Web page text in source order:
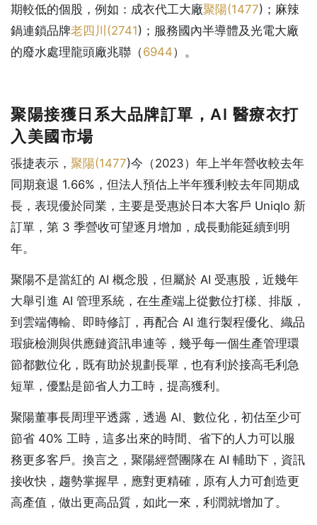
期較低的個股，例如：成衣代工大廠聚陽(1477)；麻辣
鍋連鎖品牌老四川(2741)；服務國內半導體及光電大廠
的廢水處理龍頭廠兆聯（6944）。
聚陽接獲日系大品牌訂單，AI 醫療衣打
入美國市場
張捷表示， 聚陽(1477)今（2023）年上半年營收較去年
同期衰退 1.66%，但法人預估上半年獲利較去年同期成
長，表現優於同業，主要是受惠於日本大客戶 Uniqlo 新
訂單，第 3 季營收可望逐月增加，成長動能延續到明
年。
聚陽不是當紅的 AI 概念股，但屬於 AI 受惠股，近幾年
大舉引進 AI 管理系統，在生產端上從數位打樣、排版，
到雲端傳輸、即時修訂，再配合 AI 進行製程優化、織品
瑕疵檢測與供應鏈資訊串連等，幾乎每一個生產管理環
節都數位化，既有助於規劃長單，也有利於接高毛利急
短單，優點是節省人力工時，提高獲利。
聚陽董事長周理平透露，透過 AI、數位化，初估至少可
節省 40% 工時，這多出來的時間、省下的人力可以服
務更多客戶。換言之，聚陽經營團隊在 AI 輔助下，資訊
接收快，趨勢掌握早，應對更精確，原有人力可創造更
高產值，做出更高品質，如此一來，利潤就增加了。